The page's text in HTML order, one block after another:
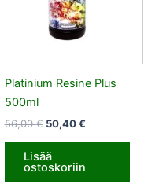
Platinium Resine Plus
500ml
56,00€ 50,40€
Lisää
ostoskoriin